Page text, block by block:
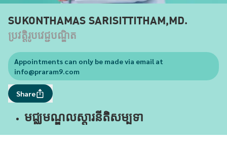
SUKONTHAMAS SARISITTITHAM,MD.
ប្រវត្តិរូបវេជ្ជបណ្ឌិត
Appointments can only be made via email at
info@praram9.com
Share
មជ្ឈមណ្ឌលស្តារនីតិសម្បទា